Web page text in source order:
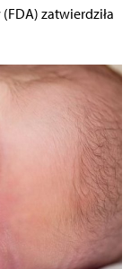
zatwierdziła